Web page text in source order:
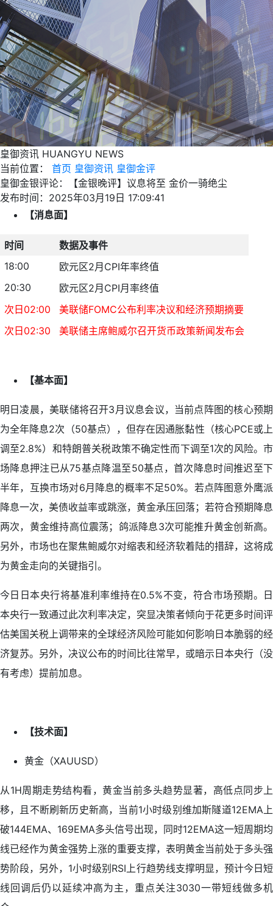
皇御资讯 HUANGYU NEWS
当前位置：
首页 皇御资讯 皇御金评
皇御金银评论：【金银晚评】议息将至 金价一骑绝尘
发布时间：2025年03月19日 17:09:41
【消息面】
时间
数据及事件
18:00
欧元区2月CPI年率终值
20:30
欧元区2月CPI月率终值
次日02:00
美联储FOMC公布利率决议和经济预期摘要
次日02:30
美联储主席鲍威尔召开货币政策新闻发布会
【基本面】
明日凌晨，美联储将召开3月议息会议，当前点阵图的核心预期
为全年降息2次（50基点），但存在因通胀黏性（核心PCE或上
调至2.8%）和特朗普关税政策不确定性而下调至1次的风险。市
场降息押注已从75基点降温至50基点，首次降息时间推迟至下
半年，互换市场对6月降息的概率不足50%。若点阵图意外鹰派
降息一次，美债收益率或跳涨，黄金承压回落；若符合预期降息
两次，黄金维持高位震荡；鸽派降息3次可能推升黄金创新高。
另外，市场也在聚焦鲍威尔对缩表和经济软着陆的措辞，这将成
为黄金走向的关键指引。
今日日本央行将基准利率维持在0.5%不变，符合市场预期。日
本央行一致通过此次利率决定，突显决策者倾向于花更多时间评
估美国关税上调带来的全球经济风险可能如何影响日本脆弱的经
济复苏。另外，决议公布的时间比往常早，或暗示日本央行（没
有考虑）提前加息。
【技术面】
黄金（XAUUSD）
从1H周期走势结构看，黄金当前多头趋势显著，高低点同步上
移，且不断刷新历史新高，当前1小时级别维加斯隧道12EMA上
破144EMA、169EMA多头信号出现，同时12EMA这一短周期均
线已经作为黄金强势上涨的重要支撑，表明黄金当前处于多头强
势阶段，另外，1小时级别RSI上行趋势线支撑明显，预计今日短
线回调后仍以延续冲高为主，重点关注3030一带短线做多机